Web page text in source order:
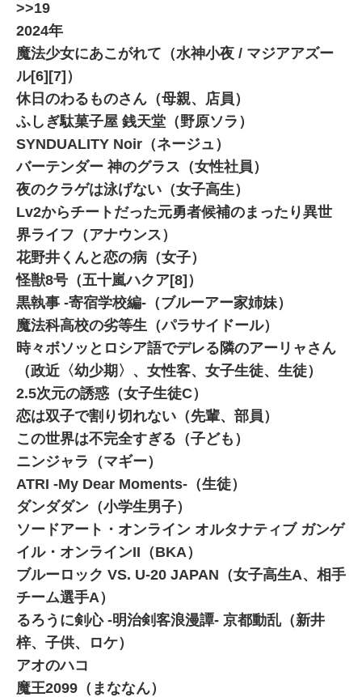
>>19
2024年
魔法少女にあこがれて（水神小夜 / マジアアズー
ル[6][7]）
休日のわるものさん（母親、店員）
ふしぎ駄菓子屋 銭天堂（野原ソラ）
SYNDUALITY Noir（ネージュ）
バーテンダー 神のグラス（女性社員）
夜のクラゲは泳げない（女子高生）
Lv2からチートだった元勇者候補のまったり異世
界ライフ（アナウンス）
花野井くんと恋の病（女子）
怪獣8号（五十嵐ハクア[8]）
黒執事 -寄宿学校編-（ブルーアー家姉妹）
魔法科高校の劣等生（パラサイドール）
時々ボソッとロシア語でデレる隣のアーリャさん
（政近〈幼少期〉、女性客、女子生徒、生徒）
2.5次元の誘惑（女子生徒C）
恋は双子で割り切れない（先輩、部員）
この世界は不完全すぎる（子ども）
ニンジャラ（マギー）
ATRI -My Dear Moments-（生徒）
ダンダダン（小学生男子）
ソードアート・オンライン オルタナティブ ガンゲ
イル・オンラインII（BKA）
ブルーロック VS. U-20 JAPAN（女子高生A、相手
チーム選手A）
るろうに剣心 -明治剣客浪漫譚- 京都動乱（新井
梓、子供、ロケ）
アオのハコ
魔王2099（まななん）